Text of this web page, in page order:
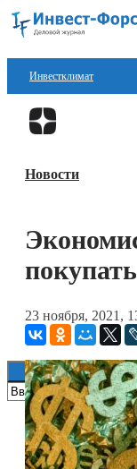
Инвестклимат
Финансы
Блокчейн
Книги
Новости
23 ноября, 2021,